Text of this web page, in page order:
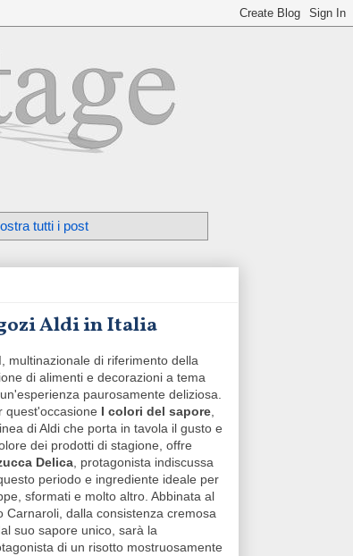
tutti i post
Aldi in Italia
, multinazionale di riferimento della
di alimenti e decorazioni a tema
paurosamente deliziosa.
quest'occasione I colori del sapore,
di Aldi che porta in tavola il gusto e
dei prodotti di stagione, offre
Delica, protagonista indiscussa
periodo e ingrediente ideale per
sformati e molto altro. Abbinata al
Carnaroli, dalla consistenza cremosa
suo sapore unico, sarà la
di un risotto mostruosamente